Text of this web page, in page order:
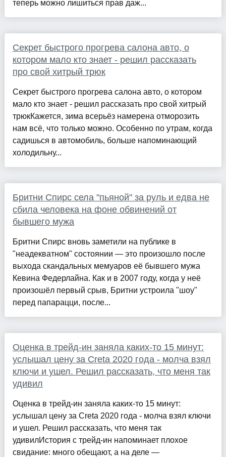
теперь можно лишиться прав даж...
Секрет быстрого прогрева салона авто, о
котором мало кто знает - решил рассказать
про свой хитрый трюк
Секрет быстрого прогрева салона авто, о котором
мало кто знает - решил рассказать про свой хитрый
трюкКажется, зима всерьёз намерена отморозить
нам всё, что только можно. Особенно по утрам, когда
садишься в автомобиль, больше напоминающий
холодильну...
Бритни Спирс села "пьяной" за руль и едва не
сбила человека на фоне обвинений от
бывшего мужа
Бритни Спирс вновь заметили на публике в
"неадекватном" состоянии — это произошло после
выхода скандальных мемуаров её бывшего мужа
Кевина Федерлайна. Как и в 2007 году, когда у неё
произошёл первый срыв, Бритни устроила "шоу"
перед папарацци, после...
Оценка в трейд-ин заняла каких-то 15 минут:
услышал цену за Creta 2020 года - молча взял
ключи и ушел. Решил рассказать, что меня так
удивил
Оценка в трейд-ин заняла каких-то 15 минут:
услышал цену за Creta 2020 года - молча взял ключи
и ушел. Решил рассказать, что меня так
удивилИстория с трейд-ин напоминает плохое
свидание: много обещают, а на деле —